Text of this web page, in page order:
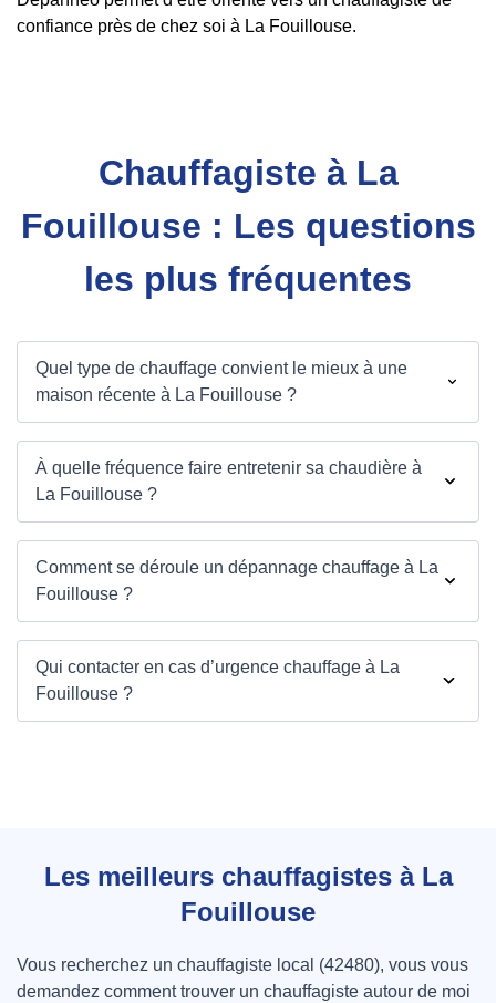
confiance près de chez soi à La Fouillouse.
Chauffagiste à La
Fouillouse : Les questions
les plus fréquentes
Quel type de chauffage convient le mieux à une
maison récente à La Fouillouse ?
À quelle fréquence faire entretenir sa chaudière à
La Fouillouse ?
Comment se déroule un dépannage chauffage à La
Fouillouse ?
Qui contacter en cas d’urgence chauffage à La
Fouillouse ?
Les meilleurs chauffagistes à La
Fouillouse
Vous recherchez un chauffagiste local (42480), vous vous
demandez comment trouver un chauffagiste autour de moi